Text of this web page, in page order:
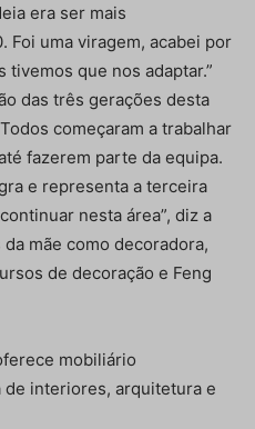
era ser mais
Foi uma viragem, acabei por
tivemos que nos adaptar.”
das três gerações desta
começaram a trabalhar
fazerem parte da equipa.
e representa a terceira
nesta área”, diz a
mãe como decoradora,
de decoração e Feng
mobiliário
interiores, arquitetura e